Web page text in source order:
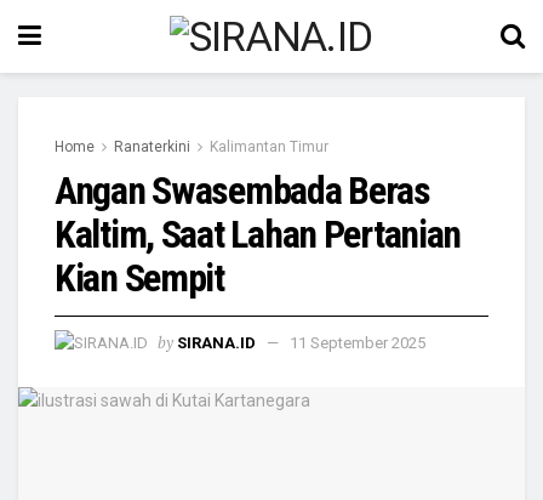
Home Ranaterkini Kalimantan Timur
Angan Swasembada Beras
Kaltim, Saat Lahan Pertanian
Kian Sempit
by SIRANA.ID 11 September 2025